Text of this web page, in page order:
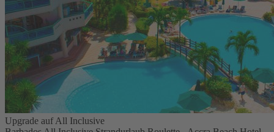
Upgrade auf All Inclusive